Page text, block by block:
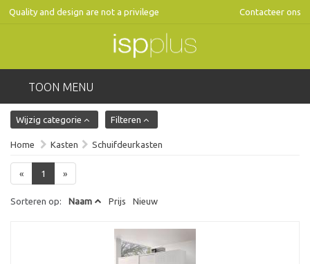
Quality and design are not a privilege Contacteer ons
TOON MENU
Wijzig categorie Filteren
Home Kasten Schuifdeurkasten
« 1 »
Sorteren op: Naam Prijs Nieuw